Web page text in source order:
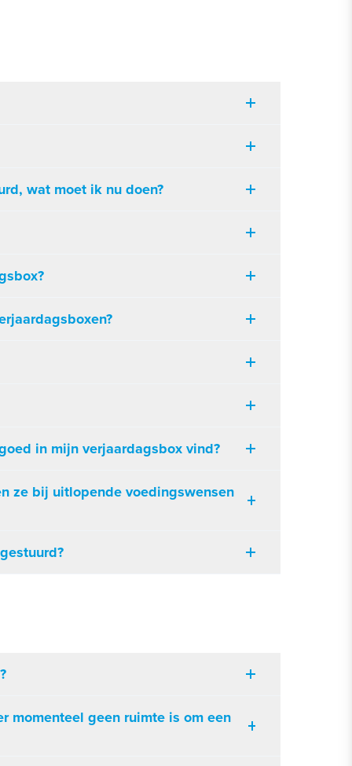
wat moet ik nu doen?
in mijn verjaardagsbox vind?
ze bij uitlopende voedingswensen
geen ruimte is om een